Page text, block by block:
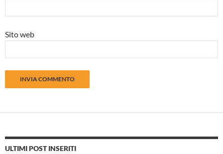
Sito web
ULTIMI POST INSERITI